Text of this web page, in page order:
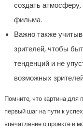
создать
фильма.
Важно также
зрителей, чтобы
тенденций и не
возможных
Помните, что картина для
первый шаг на пути к
впечатление о проекте и